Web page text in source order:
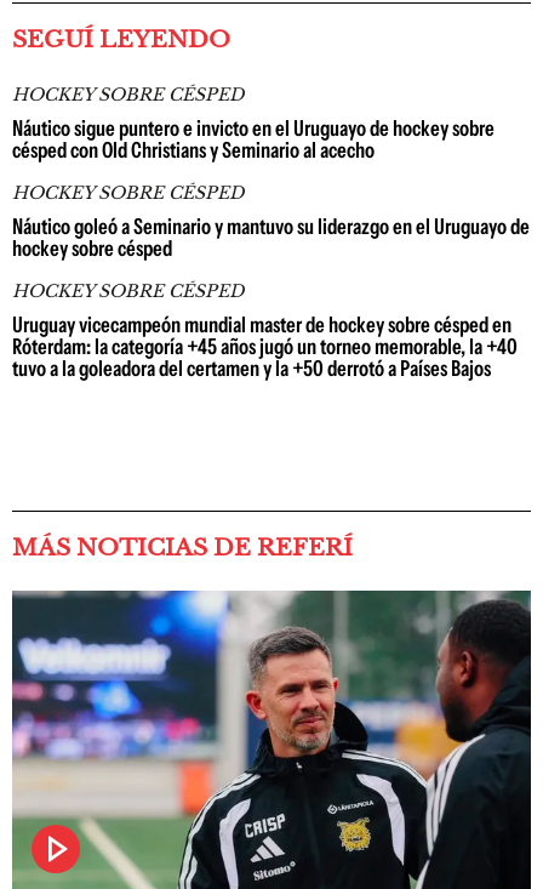
SEGUÍ LEYENDO
HOCKEY SOBRE CÉSPED
Náutico sigue puntero e invicto en el Uruguayo de hockey sobre
césped con Old Christians y Seminario al acecho
HOCKEY SOBRE CÉSPED
Náutico goleó a Seminario y mantuvo su liderazgo en el Uruguayo de
hockey sobre césped
HOCKEY SOBRE CÉSPED
Uruguay vicecampeón mundial master de hockey sobre césped en
Róterdam: la categoría +45 años jugó un torneo memorable, la +40
tuvo a la goleadora del certamen y la +50 derrotó a Países Bajos
MÁS NOTICIAS DE REFERÍ